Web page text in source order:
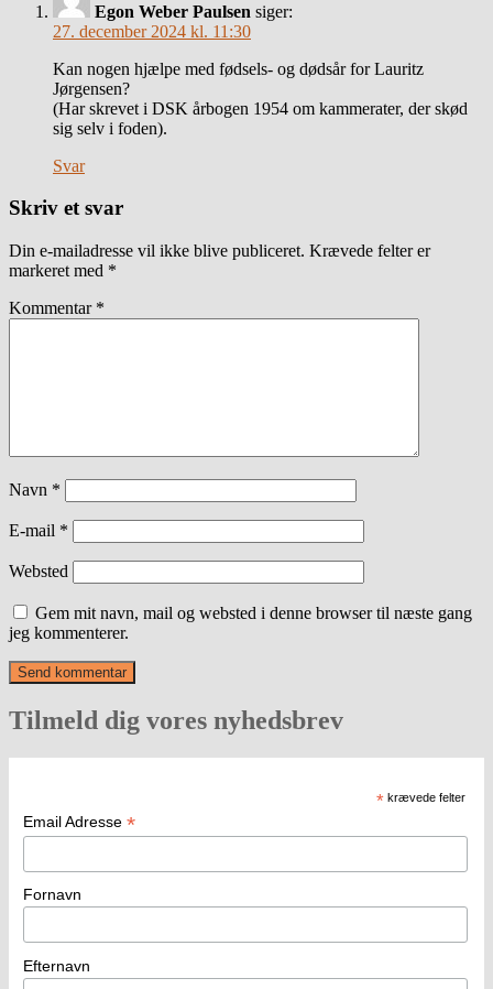
Egon Weber Paulsen siger:
27. december 2024 kl. 11:30
Kan nogen hjælpe med fødsels- og dødsår for Lauritz
Jørgensen?
(Har skrevet i DSK årbogen 1954 om kammerater, der skød
sig selv i foden).
Svar
Skriv et svar
Din e-mailadresse vil ikke blive publiceret. Krævede felter er
markeret med *
Kommentar *
Navn *
E-mail *
Websted
Gem mit navn, mail og websted i denne browser til næste gang
jeg kommenterer.
Tilmeld dig vores nyhedsbrev
* krævede felter
Email Adresse *
Fornavn
Efternavn